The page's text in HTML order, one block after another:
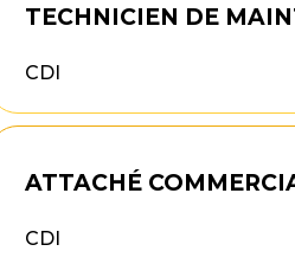
TECHNICIEN DE
CDI
ATTACHÉ
CDI